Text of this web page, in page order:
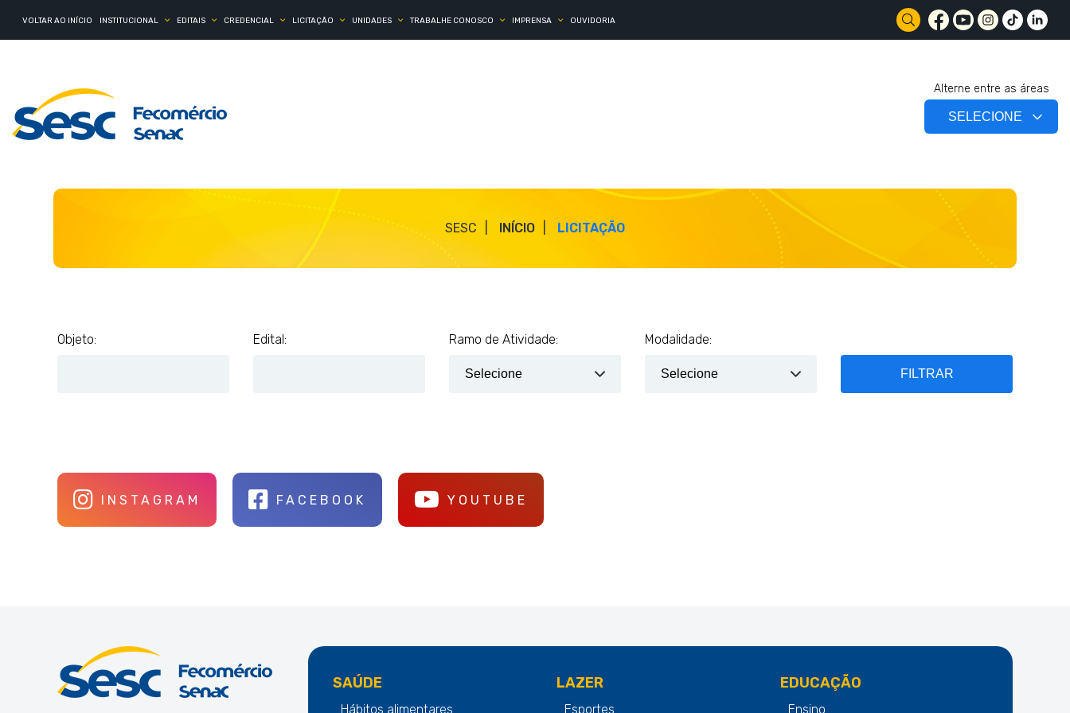
VOLTAR AO INÍCIO INSTITUCIONAL EDITAIS CREDENCIAL LICITAÇÃO UNIDADES TRABALHE CONOSCO IMPRENSA OUVIDORIA
Alterne entre as áreas
SESC INÍCIO LICITAÇÃO
Objeto: Edital: Ramo de Atividade: Modalidade:
FILTRAR
INSTAGRAM FACEBOOK YOUTUBE
SAÚDE
Hábitos alimentares
LAZER
Esportes
EDUCAÇÃO
Ensino